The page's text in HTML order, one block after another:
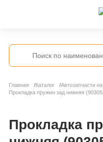
Главная Каталог
Автозапчасти
Прокладка пружин зад нижняя
Прокладка